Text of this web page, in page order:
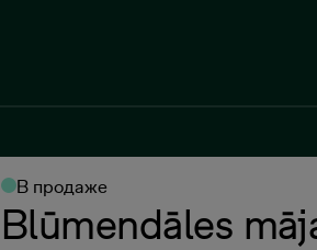
В продаже
Blūmendāles
Oставить